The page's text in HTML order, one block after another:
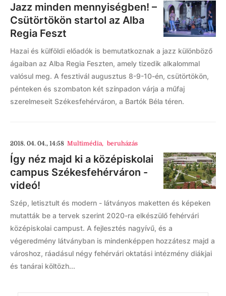
Jazz minden mennyiségben! –
Csütörtökön startol az Alba
Regia Feszt
Hazai és külföldi előadók is bemutatkoznak a jazz különböző
ágaiban az Alba Regia Feszten, amely tizedik alkalommal
valósul meg. A fesztivál augusztus 8-9-10-én, csütörtökön,
pénteken és szombaton két színpadon várja a műfaj
szerelmeseit Székesfehérváron, a Bartók Béla téren.
2018. 04. 04., 14:58 Multimédia, beruházás
Így néz majd ki a középiskolai
campus Székesfehérváron -
videó!
Szép, letisztult és modern - látványos maketten és képeken
mutatták be a tervek szerint 2020-ra elkészülő fehérvári
középiskolai campust. A fejlesztés nagyívű, és a
végeredmény látványban is mindenképpen hozzátesz majd a
városhoz, ráadásul négy fehérvári oktatási intézmény diákjai
és tanárai költözh...